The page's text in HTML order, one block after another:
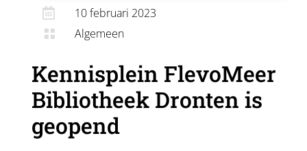
 10 februari 2023
 Algemeen
Kennisplein FlevoMeer
Bibliotheek Dronten is
geopend